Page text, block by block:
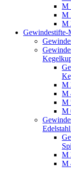
M
M
M
Gewindestifte-
M
M
M
M
M
M